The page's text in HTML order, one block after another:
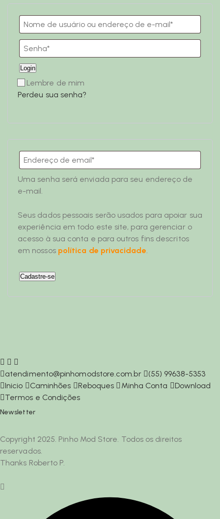
Login
Lembre de mim
Perdeu sua senha?
Uma senha será enviada para seu endereço de
e-mail.
Seus dados pessoais serão usados ​​para apoiar sua
experiência em todo este site, para gerenciar o
acesso à sua conta e para outros fins descritos
em nossos política de privacidade.
Cadastre-se
atendimento@pinhomodstore.com.br
(55) 99638-5353
Inicio
Caminhões Reboques Minha Conta
Download
Termos e Condições
Newsletter
Copyright 2025. Pinho Mod Store. Todos os direitos
reservados.
Thanks Roberto P.